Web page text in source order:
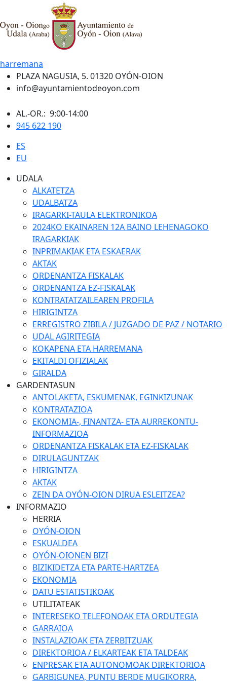
harremana
PLAZA NAGUSIA, 5. 01320 OYÓN-OION
info@ayuntamientodeoyon.com
AL.-OR.: 9:00-14:00
945 622 190
ES
EU
UDALA
ALKATETZA
UDALBATZA
IRAGARKI-TAULA ELEKTRONIKOA
2024KO EKAINAREN 12A BAINO LEHENAGOKO
IRAGARKIAK
INPRIMAKIAK ETA ESKAERAK
AKTAK
ORDENANTZA FISKALAK
ORDENANTZA EZ-FISKALAK
KONTRATATZAILEAREN PROFILA
HIRIGINTZA
ERREGISTRO ZIBILA / JUZGADO DE PAZ / NOTARIO
UDAL AGIRITEGIA
KOKAPENA ETA HARREMANA
EKITALDI OFIZIALAK
GIRALDA
GARDENTASUN
ANTOLAKETA, ESKUMENAK, EGINKIZUNAK
KONTRATAZIOA
EKONOMIA-, FINANTZA- ETA AURREKONTU-
INFORMAZIOA
ORDENANTZA FISKALAK ETA EZ-FISKALAK
DIRULAGUNTZAK
HIRIGINTZA
AKTAK
ZEIN DA OYÓN-OION DIRUA ESLEITZEA?
INFORMAZIO
HERRIA
OYÓN-OION
ESKUALDEA
OYÓN-OIONEN BIZI
BIZIKIDETZA ETA PARTE-HARTZEA
EKONOMIA
DATU ESTATISTIKOAK
UTILITATEAK
INTERESEKO TELEFONOAK ETA ORDUTEGIA
GARRAIOA
INSTALAZIOAK ETA ZERBITZUAK
DIREKTORIOA / ELKARTEAK ETA TALDEAK
ENPRESAK ETA AUTONOMOAK DIREKTORIOA
GARBIGUNEA, PUNTU BERDE MUGIKORRA,